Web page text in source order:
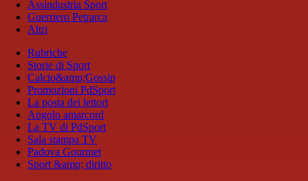
Assindustria Sport
Guerriero Petrarca
Altri
Rubriche
Storie di Sport
Calcio&amp;Gossip
Promozioni PdSport
La posta dei lettori
Angolo amarcord
La TV di PdSport
Sala stampa TV
Padova Gourmet
Sport &amp; diritto